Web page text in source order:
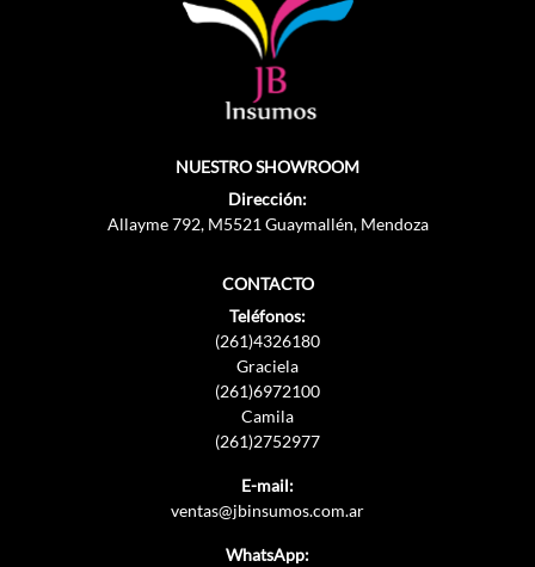
NUESTRO SHOWROOM
Dirección:
Allayme 792, M5521 Guaymallén, Mendoza
CONTACTO
Teléfonos:
(261)4326180
Graciela
(261)6972100
Camila
(261)2752977
E-mail:
ventas@jbinsumos.com.ar
WhatsApp: